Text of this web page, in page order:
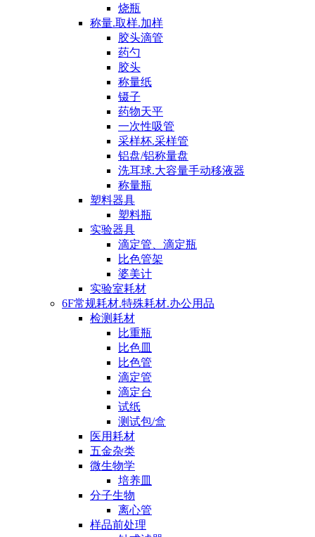
烧瓶
称量.取样.加样
胶头滴管
药勺
胶头
称量纸
镊子
药物天平
一次性吸管
采样杯.采样管
铝盘/铝称量盘
洗耳球.大容量手动移液器
称量瓶
塑料器具
塑料瓶
实验器具
滴定管、滴定瓶
比色管架
婆美计
实验室耗材
6F常规耗材.特殊耗材.办公用品
检测耗材
比重瓶
比色皿
比色管
滴定管
滴定台
试纸
测试包/盒
医用耗材
五金杂类
微生物学
培养皿
分子生物
离心管
样品前处理